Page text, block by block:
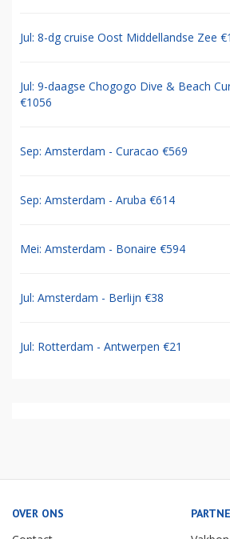
Jul: 8-dg cruise Oost Middellandse Zee
Jul: 9-daagse Chogogo Dive & Beach
€1056
Sep: Amsterdam - Curacao €569
Sep: Amsterdam - Aruba €614
Mei: Amsterdam - Bonaire €594
Jul: Amsterdam - Berlijn €38
Jul: Rotterdam - Antwerpen €21
OVER ONS